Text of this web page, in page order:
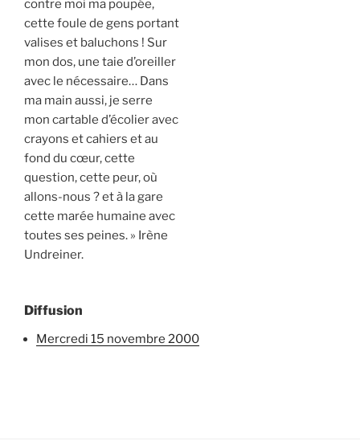
contre moi ma poupée,
cette foule de gens portant
valises et baluchons ! Sur
mon dos, une taie d’oreiller
avec le nécessaire… Dans
ma main aussi, je serre
mon cartable d’écolier avec
crayons et cahiers et au
fond du cœur, cette
question, cette peur, où
allons-nous ? et à la gare
cette marée humaine avec
toutes ses peines. » Irène
Undreiner.
Diffusion
mercredi 15 novembre 2000